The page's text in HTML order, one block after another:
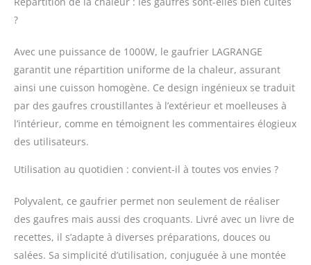
lyonnaise
?
Avec une puissance de 1000W, le gaufrier LAGRANGE
garantit une répartition uniforme de la chaleur, assurant
ainsi une cuisson homogène. Ce design ingénieux se traduit
par des gaufres croustillantes à l’extérieur et moelleuses à
l’intérieur, comme en témoignent les commentaires élogieux
des utilisateurs.
Utilisation au quotidien : convient-il à toutes vos envies ?
Polyvalent, ce gaufrier permet non seulement de réaliser
des gaufres mais aussi des croquants. Livré avec un livre de
recettes, il s’adapte à diverses préparations, douces ou
salées. Sa simplicité d’utilisation, conjuguée à une montée